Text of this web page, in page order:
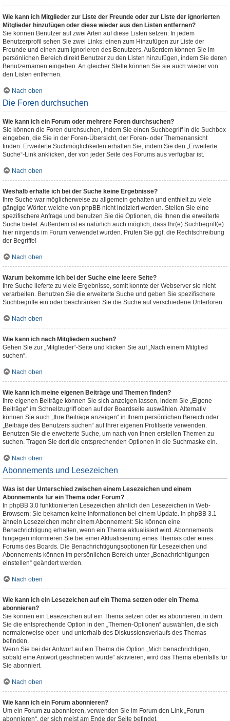
Wie kann ich Mitglieder zur Liste der Freunde oder zur Liste der ignorierten
Mitglieder hinzufügen oder diese wieder aus den Listen entfernen?
Sie können Benutzer auf zwei Arten auf diese Listen setzen: In jedem
Benutzerprofil sehen Sie zwei Links: einen zum Hinzufügen zur Liste der
Freunde und einen zum Ignorieren des Benutzers. Außerdem können Sie im
persönlichen Bereich direkt Benutzer zu den Listen hinzufügen, indem Sie deren
Benutzernamen eingeben. An gleicher Stelle können Sie sie auch wieder von
den Listen entfernen.
Nach oben
Die Foren durchsuchen
Wie kann ich ein Forum oder mehrere Foren durchsuchen?
Sie können die Foren durchsuchen, indem Sie einen Suchbegriff in die Suchbox
eingeben, die Sie in der Foren-Übersicht, der Foren- oder Themenansicht
finden. Erweiterte Suchmöglichkeiten erhalten Sie, indem Sie den „Erweiterte
Suche“-Link anklicken, der von jeder Seite des Forums aus verfügbar ist.
Nach oben
Weshalb erhalte ich bei der Suche keine Ergebnisse?
Ihre Suche war möglicherweise zu allgemein gehalten und enthielt zu viele
gängige Wörter, welche von phpBB nicht indiziert werden. Stellen Sie eine
spezifischere Anfrage und benutzen Sie die Optionen, die Ihnen die erweiterte
Suche bietet. Außerdem ist es natürlich auch möglich, dass Ihr(e) Suchbegriff(e)
hier nirgends im Forum verwendet wurden. Prüfen Sie ggf. die Rechtschreibung
der Begriffe!
Nach oben
Warum bekomme ich bei der Suche eine leere Seite?
Ihre Suche lieferte zu viele Ergebnisse, somit konnte der Webserver sie nicht
verarbeiten. Benutzen Sie die erweiterte Suche und geben Sie spezifischere
Suchbegriffe ein oder beschränken Sie die Suche auf verschiedene Unterforen.
Nach oben
Wie kann ich nach Mitgliedern suchen?
Gehen Sie zur „Mitglieder“-Seite und klicken Sie auf „Nach einem Mitglied
suchen“.
Nach oben
Wie kann ich meine eigenen Beiträge und Themen finden?
Ihre eigenen Beiträge können Sie sich anzeigen lassen, indem Sie „Eigene
Beiträge“ im Schnellzugriff oben auf der Boardseite auswählen. Alternativ
können Sie auch „Ihre Beiträge anzeigen“ in Ihrem persönlichen Bereich oder
„Beiträge des Benutzers suchen“ auf Ihrer eigenen Profilseite verwenden.
Benutzen Sie die erweiterte Suche, um nach von Ihnen erstellen Themen zu
suchen. Tragen Sie dort die entsprechenden Optionen in die Suchmaske ein.
Nach oben
Abonnements und Lesezeichen
Was ist der Unterschied zwischen einem Lesezeichen und einem
Abonnements für ein Thema oder Forum?
In phpBB 3.0 funktionierten Lesezeichen ähnlich den Lesezeichen in Web-
Browsern: Sie bekamen keine Informationen bei einem Update. In phpBB 3.1
ähneln Lesezeichen mehr einem Abonnement: Sie können eine
Benachrichtigung erhalten, wenn ein Thema aktualisiert wird. Abonnements
hingegen informieren Sie bei einer Aktualisierung eines Themas oder eines
Forums des Boards. Die Benachrichtigungsoptionen für Lesezeichen und
Abonnements können im persönlichen Bereich unter „Benachrichtigungen
einstellen“ geändert werden.
Nach oben
Wie kann ich ein Lesezeichen auf ein Thema setzen oder ein Thema
abonnieren?
Sie können ein Lesezeichen auf ein Thema setzen oder es abonnieren, in dem
Sie die entsprechende Option in den „Themen-Optionen“ auswählen, die sich
normalerweise ober- und unterhalb des Diskussionsverlaufs des Themas
befinden.
Wenn Sie bei der Antwort auf ein Thema die Option „Mich benachrichtigen,
sobald eine Antwort geschrieben wurde“ aktivieren, wird das Thema ebenfalls für
Sie abonniert.
Nach oben
Wie kann ich ein Forum abonnieren?
Um ein Forum zu abonnieren, verwenden Sie im Forum den Link „Forum
abonnieren“, der sich meist am Ende der Seite befindet.